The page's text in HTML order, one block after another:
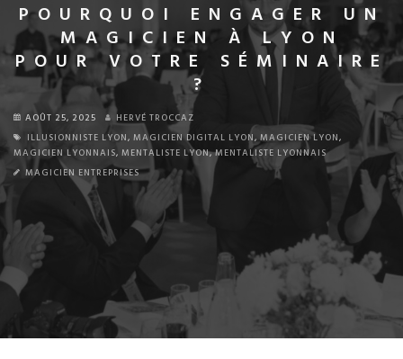
POURQUOI ENGAGER UN
MAGICIEN À LYON
POUR VOTRE SÉMINAIRE
?
AOÛT 25, 2025
HERVÉ TROCCAZ
ILLUSIONNISTE LYON, MAGICIEN DIGITAL LYON, MAGICIEN LYON,
MAGICIEN LYONNAIS, MENTALISTE LYON,MENTALISTE LYONNAIS
MAGICIEN ENTREPRISES